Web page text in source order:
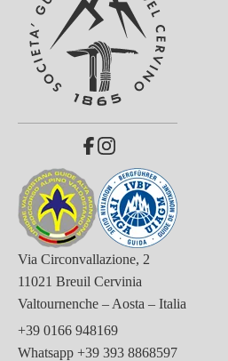
Via Circonvallazione, 2
11021 Breuil Cervinia
Valtournenche – Aosta – Italia
+39 0166 948169
Whatsapp +39 393 8868597